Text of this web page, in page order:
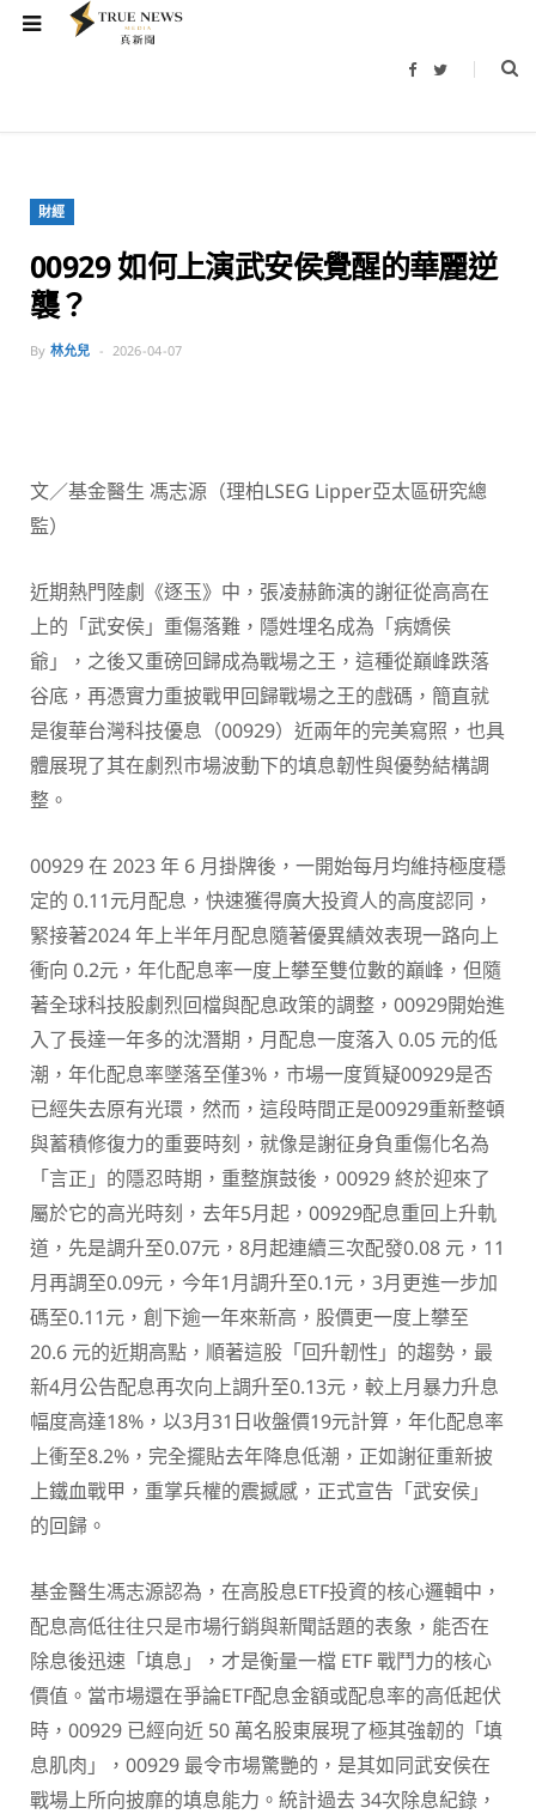
F
b
T
t
財經
00929 如何上演武安侯覺醒的華麗逆
襲？
By 林允兒 2026-04-07
文／基金醫生 馮志源（理柏LSEG Lipper亞太區研究總
監）
近期熱門陸劇《逐玉》中，張凌赫飾演的謝征從高高在
上的「武安侯」重傷落難，隱姓埋名成為「病嬌侯
爺」，之後又重磅回歸成為戰場之王，這種從巔峰跌落
谷底，再憑實力重披戰甲回歸戰場之王的戲碼，簡直就
是復華台灣科技優息（00929）近兩年的完美寫照，也具
體展現了其在劇烈市場波動下的填息韌性與優勢結構調
整。
00929 在 2023 年 6 月掛牌後，一開始每月均維持極度穩
定的 0.11元月配息，快速獲得廣大投資人的高度認同，
緊接著2024 年上半年月配息隨著優異績效表現一路向上
衝向 0.2元，年化配息率一度上攀至雙位數的巔峰，但隨
著全球科技股劇烈回檔與配息政策的調整，00929開始進
入了長達一年多的沈潛期，月配息一度落入 0.05 元的低
潮，年化配息率墜落至僅3%，市場一度質疑00929是否
已經失去原有光環，然而，這段時間正是00929重新整頓
與蓄積修復力的重要時刻，就像是謝征身負重傷化名為
「言正」的隱忍時期，重整旗鼓後，00929 終於迎來了
屬於它的高光時刻，去年5月起，00929配息重回上升軌
道，先是調升至0.07元，8月起連續三次配發0.08 元，11
月再調至0.09元，今年1月調升至0.1元，3月更進一步加
碼至0.11元，創下逾一年來新高，股價更一度上攀至
20.6 元的近期高點，順著這股「回升韌性」的趨勢，最
新4月公告配息再次向上調升至0.13元，較上月暴力升息
幅度高達18%，以3月31日收盤價19元計算，年化配息率
上衝至8.2%，完全擺貼去年降息低潮，正如謝征重新披
上鐵血戰甲，重掌兵權的震撼感，正式宣告「武安侯」
的回歸。
基金醫生馮志源認為，在高股息ETF投資的核心邏輯中，
配息高低往往只是市場行銷與新聞話題的表象，能否在
除息後迅速「填息」，才是衡量一檔 ETF 戰鬥力的核心
價值。當市場還在爭論ETF配息金額或配息率的高低起伏
時，00929 已經向近 50 萬名股東展現了極其強韌的「填
息肌肉」，00929 最令市場驚艷的，是其如同武安侯在
戰場上所向披靡的填息能力。統計過去 34次除息紀錄，